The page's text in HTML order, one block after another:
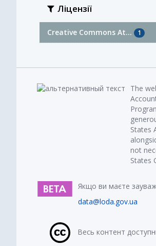
Ліцензії
Creative Commons At... 1
The
States
not
States
Якщо ви маєте
data@loda.gov.ua
Весь контент